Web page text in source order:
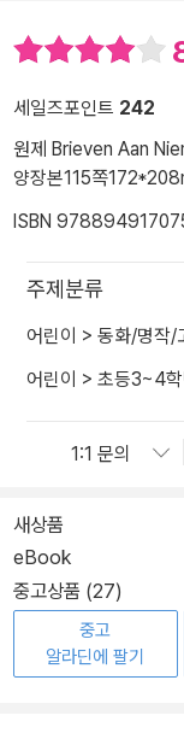
세일즈포인트 242
원제 Brieven Aan
양장본115쪽
ISBN
주제분류
어린이 > 동화/명작/
어린이 > 초등3~4학
새상품
eBook
중고상품 (27)
중고
알라딘에 팔기